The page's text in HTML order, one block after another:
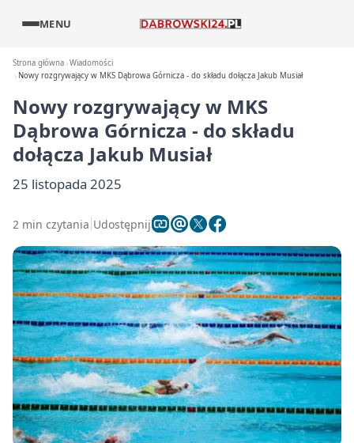
MENU
Strona główna Wiadomości
Nowy rozgrywający w MKS Dąbrowa Górnicza - do składu dołącza Jakub Musiał
Nowy rozgrywający w MKS
Dąbrowa Górnicza - do składu
dołącza Jakub Musiał
25 listopada 2025
2 min czytania Udostępnij